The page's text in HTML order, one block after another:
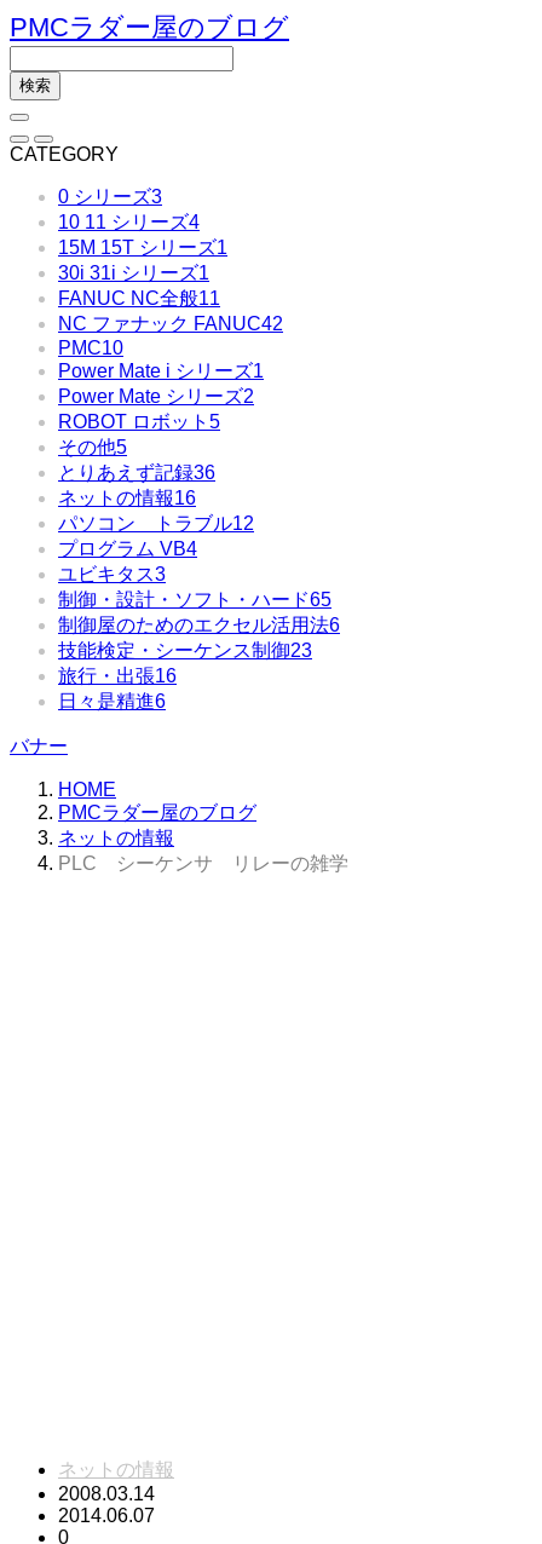
PMCラダー屋のブログ
CATEGORY
0 シリーズ3
10 11 シリーズ4
15M 15T シリーズ1
30i 31i シリーズ1
FANUC NC全般11
NC ファナック FANUC42
PMC10
Power Mate i シリーズ1
Power Mate シリーズ2
ROBOT ロボット 5
その他5
とりあえず記録36
ネットの情報16
パソコン トラブル12
プログラム VB4
ユビキタス3
制御・設計・ソフト・ハード65
制御屋のためのエクセル活用法6
技能検定・シーケンス制御23
旅行・出張16
日々是精進6
バナー
HOME
PMCラダー屋のブログ
ネットの情報
PLC シーケンサ リレーの雑学
ネットの情報
2008.03.14
2014.06.07
0